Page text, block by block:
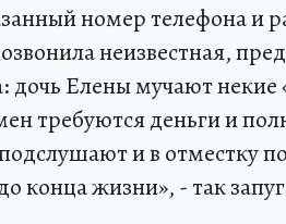
номер телефона и
неизвестная,
Елены мучают некие
требуются деньги и
и в отместку
конца жизни», - так